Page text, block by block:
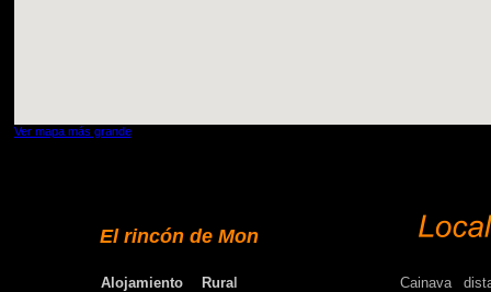
Cainava
Ver mapa más grande
El rincón de Mon
Alojamiento Rural